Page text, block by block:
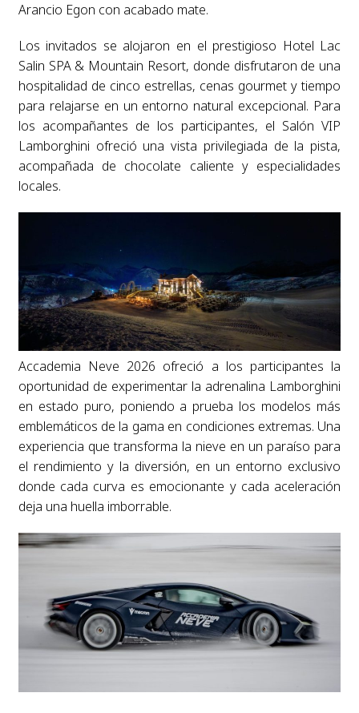
Arancio Egon con acabado mate.
Los invitados se alojaron en el prestigioso Hotel Lac
Salin SPA & Mountain Resort, donde disfrutaron de una
hospitalidad de cinco estrellas, cenas gourmet y tiempo
para relajarse en un entorno natural excepcional. Para
los acompañantes de los participantes, el Salón VIP
Lamborghini ofreció una vista privilegiada de la pista,
acompañada de chocolate caliente y especialidades
locales.
Accademia Neve 2026 ofreció a los participantes la
oportunidad de experimentar la adrenalina Lamborghini
en estado puro, poniendo a prueba los modelos más
emblemáticos de la gama en condiciones extremas. Una
experiencia que transforma la nieve en un paraíso para
el rendimiento y la diversión, en un entorno exclusivo
donde cada curva es emocionante y cada aceleración
deja una huella imborrable.